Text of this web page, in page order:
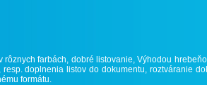
farbách, dobré listovanie, Výhodou
doplnenia listov do dokumentu, roztváranie
formátu.